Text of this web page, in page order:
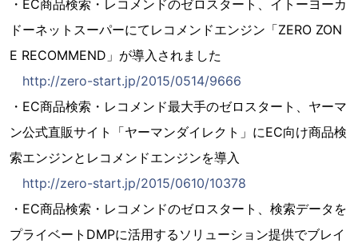
・EC商品検索・レコメンドのゼロスタート、イトーヨーカ
ドーネットスーパーにてレコメンドエンジン「ZERO ZON
E RECOMMEND」が導入されました
http://zero-start.jp/2015/0514/9666
・EC商品検索・レコメンド最大手のゼロスタート、ヤーマ
ン公式直販サイト「ヤーマンダイレクト」にEC向け商品検
索エンジンとレコメンドエンジンを導入
http://zero-start.jp/2015/0610/10378
・EC商品検索・レコメンドのゼロスタート、検索データを
プライベートDMPに活用するソリューション提供でブレイ